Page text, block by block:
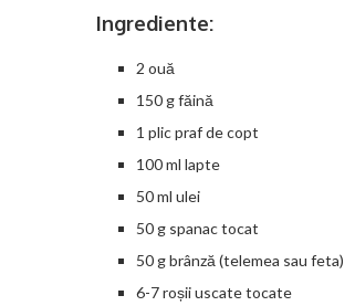
Ingrediente:
2 ouă
150 g făină
1 plic praf de copt
100 ml lapte
50 ml ulei
50 g spanac tocat
50 g brânză (telemea sau feta)
6-7 roșii uscate tocate